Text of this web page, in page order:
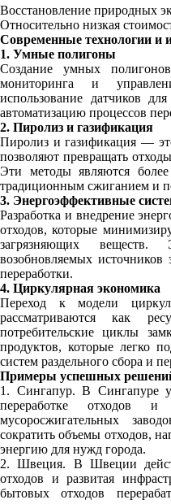
Восстановление природных
Относительно низкая
Современные технологии и
1. Умные полигоны
Создание умных
мониторинга и
использование датчиков
автоматизацию процессов
2. Пиролиз и газификация
Пиролиз и газификация —
позволяют превращать
Эти методы являются
традиционным сжиганием и
3. Энергоэффективные
Разработка и внедрение
отходов, которые
загрязняющих веществ.
возобновляемых
переработки.
4. Циркулярная экономика
Переход к модели
рассматриваются как
потребительские циклы
продуктов, которые легко
систем раздельного сбора и
Примеры успешных
1. Сингапур. В Сингапуре
переработке отходов и
мусоросжигательных
сократить объемы отходов,
энергию для нужд города.
2. Швеция. В Швеции
отходов и развитая
бытовых отходов